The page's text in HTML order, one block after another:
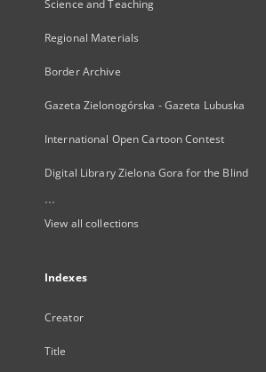
Science and Teaching
Regional Materials
Border Archive
Gazeta Zielonogórska - Gazeta Lubuska
International Open Cartoon Contest
Digital Library Zielona Gora for the Blind
...
View all collections
Indexes
Creator
Title